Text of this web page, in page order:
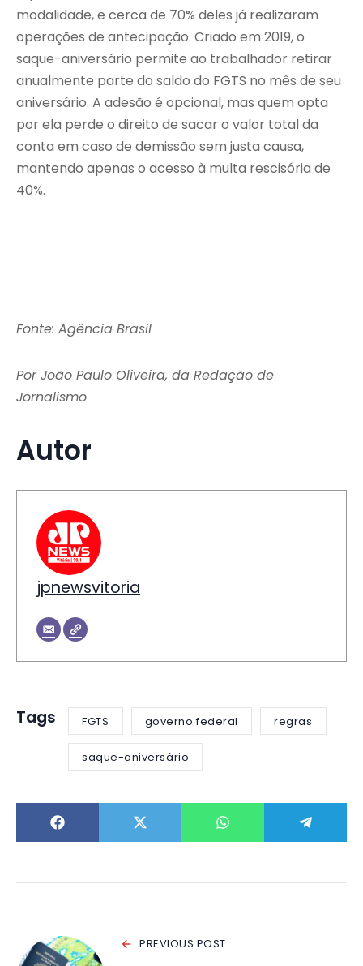
modalidade, e cerca de 70% deles já realizaram
operações de antecipação. Criado em 2019, o
saque-aniversário permite ao trabalhador retirar
anualmente parte do saldo do FGTS no mês de seu
aniversário. A adesão é opcional, mas quem opta
por ela perde o direito de sacar o valor total da
conta em caso de demissão sem justa causa,
mantendo apenas o acesso à multa rescisória de
40%.
Fonte: Agência Brasil
Por João Paulo Oliveira, da Redação de
Jornalismo
Autor
jpnewsvitoria
Tags FGTS governo federal regras
saque-aniversário
PREVIOUS POST